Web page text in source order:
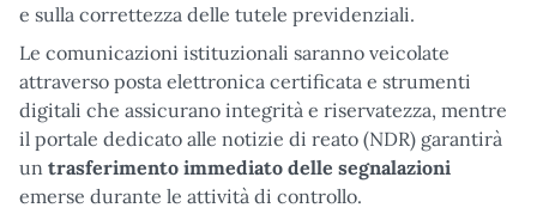
e sulla correttezza delle tutele previdenziali.
Le comunicazioni istituzionali saranno veicolate
attraverso posta elettronica certificata e strumenti
digitali che assicurano integrità e riservatezza, mentre
il portale dedicato alle notizie di reato (NDR) garantirà
un trasferimento immediato delle segnalazioni
emerse durante le attività di controllo.